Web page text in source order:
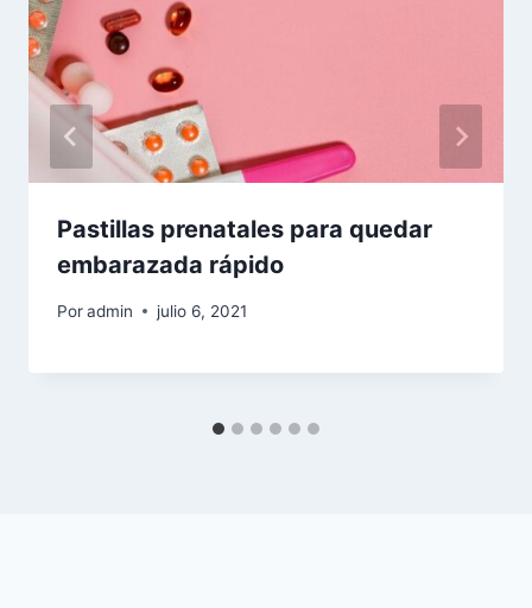
Pastillas prenatales para quedar
embarazada rápido
Poradmin julio 6, 2021